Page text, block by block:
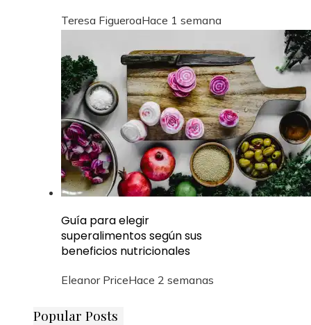
Teresa FigueroaHace 1 semana
Guía para elegir
superalimentos según sus
beneficios nutricionales
Eleanor PriceHace 2 semanas
Popular Posts